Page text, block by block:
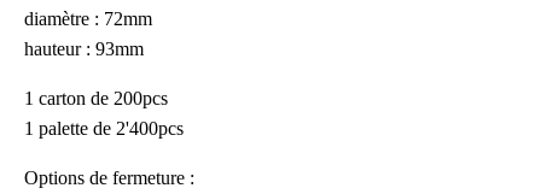
diamètre : 72mm
hauteur : 93mm
1 carton de 200pcs
1 palette de 2'400pcs
Options de fermeture :